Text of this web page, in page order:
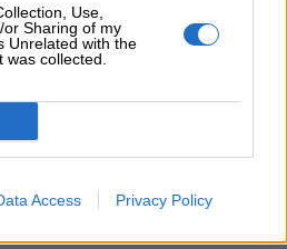
Use,
Sharing of my
Unrelated with the
collected.
Access Privacy Policy
Ιατρικής: «Σε πέντε χρόνια
που αναστέλλει την εξέλιξη του
προτάσεις και δράσεις με